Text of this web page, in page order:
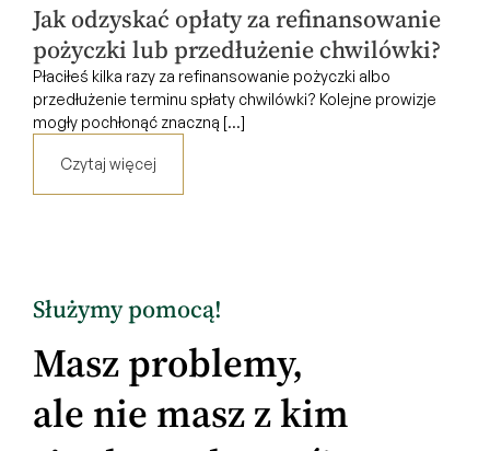
Jak odzyskać opłaty za refinansowanie
pożyczki lub przedłużenie chwilówki?
Płaciłeś kilka razy za refinansowanie pożyczki albo
przedłużenie terminu spłaty chwilówki? Kolejne prowizje
mogły pochłonąć znaczną [...]
Czytaj więcej
Służymy pomocą!
Masz problemy,
ale nie masz z kim